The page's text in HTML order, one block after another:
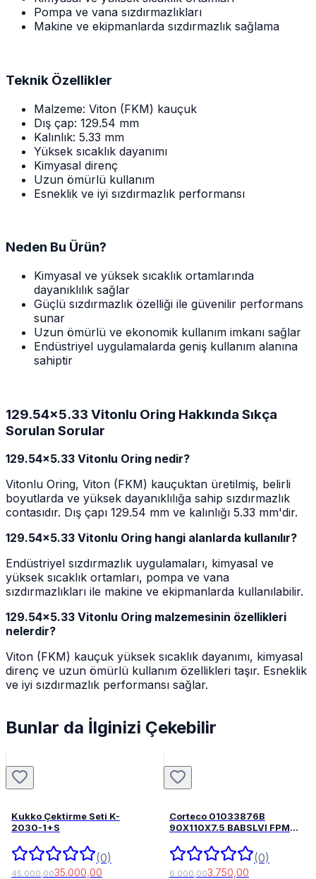
Pompa ve vana sızdırmazlıkları
Makine ve ekipmanlarda sızdırmazlık sağlama
Teknik Özellikler
Malzeme: Viton (FKM) kauçuk
Dış çap: 129.54 mm
Kalınlık: 5.33 mm
Yüksek sıcaklık dayanımı
Kimyasal direnç
Uzun ömürlü kullanım
Esneklik ve iyi sızdırmazlık performansı
Neden Bu Ürün?
Kimyasal ve yüksek sıcaklık ortamlarında
dayanıklılık sağlar
Güçlü sızdırmazlık özelliği ile güvenilir performans
sunar
Uzun ömürlü ve ekonomik kullanım imkanı sağlar
Endüstriyel uygulamalarda geniş kullanım alanına
sahiptir
129.54x5.33 Vitonlu Oring Hakkında Sıkça
Sorulan Sorular
129.54x5.33 Vitonlu Oring nedir?
Vitonlu Oring, Viton (FKM) kauçuktan üretilmiş, belirli
boyutlarda ve yüksek dayanıklılığa sahip sızdırmazlık
contasıdır. Dış çapı 129.54 mm ve kalınlığı 5.33 mm'dir.
129.54x5.33 Vitonlu Oring hangi alanlarda kullanılır?
Endüstriyel sızdırmazlık uygulamaları, kimyasal ve
yüksek sıcaklık ortamları, pompa ve vana
sızdırmazlıkları ile makine ve ekipmanlarda kullanılabilir.
129.54x5.33 Vitonlu Oring malzemesinin özellikleri
nelerdir?
Viton (FKM) kauçuk yüksek sıcaklık dayanımı, kimyasal
direnç ve uzun ömürlü kullanım özellikleri taşır. Esneklik
ve iyi sızdırmazlık performansı sağlar.
Bunlar da İlginizi Çekebilir
Kukko Çektirme Seti K-
2030-1+S
(0)
45.000,0035.000,00
Corteco 01033876B
90X110X7.5 BABSLVI FPM
(0)
6.000,003.750,00